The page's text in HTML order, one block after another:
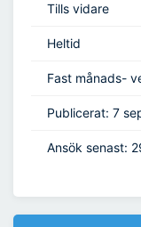
Tills vidare
Heltid
Fast månads-
Publicerat: 7
Ansök senast: